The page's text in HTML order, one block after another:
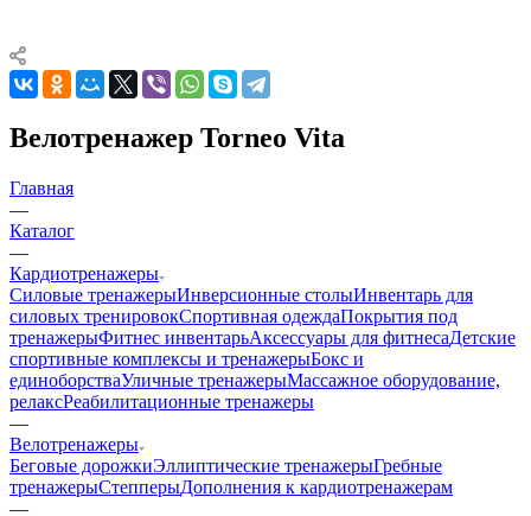
Велотренажер Torneo Vita
Главная
—
Каталог
—
Кардиотренажеры
Силовые тренажерыИнверсионные столыИнвентарь для
силовых тренировокСпортивная одеждаПокрытия под
тренажерыФитнес инвентарьАксессуары для фитнесаДетские
спортивные комплексы и тренажерыБокс и
единоборстваУличные тренажерыМассажное оборудование,
релаксРеабилитационные тренажеры
—
Велотренажеры
Беговые дорожкиЭллиптические тренажерыГребные
тренажерыСтепперыДополнения к кардиотренажерам
—